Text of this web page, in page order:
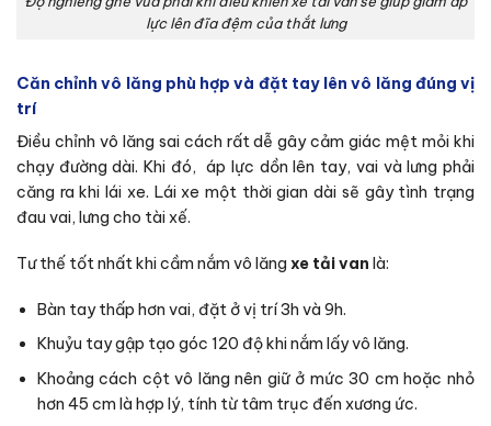
lực lên đĩa đệm của thắt lưng
Căn chỉnh vô lăng phù hợp và đặt tay lên vô lăng đúng vị
trí
Điều chỉnh vô lăng sai cách rất dễ gây cảm giác mệt mỏi khi
chạy đường dài. Khi đó, áp lực dồn lên tay, vai và lưng phải
căng ra khi lái xe. Lái xe một thời gian dài sẽ gây tình trạng
đau vai, lưng cho tài xế.
Tư thế tốt nhất khi cầm nắm vô lăng xe tải van là:
Bàn tay thấp hơn vai, đặt ở vị trí 3h và 9h.
Khuỷu tay gập tạo góc 120 độ khi nắm lấy vô lăng.
Khoảng cách cột vô lăng nên giữ ở mức 30 cm hoặc nhỏ
hơn 45 cm là hợp lý, tính từ tâm trục đến xương ức.